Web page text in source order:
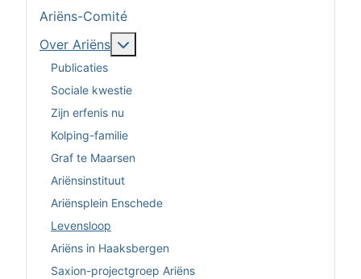
Ariëns-Comité
Over Ariëns
Publicaties
Sociale kwestie
Zijn erfenis nu
Kolping-familie
Graf te Maarsen
Ariënsinstituut
Ariënsplein Enschede
Levensloop
Ariëns in Haaksbergen
Saxion-projectgroep Ariëns